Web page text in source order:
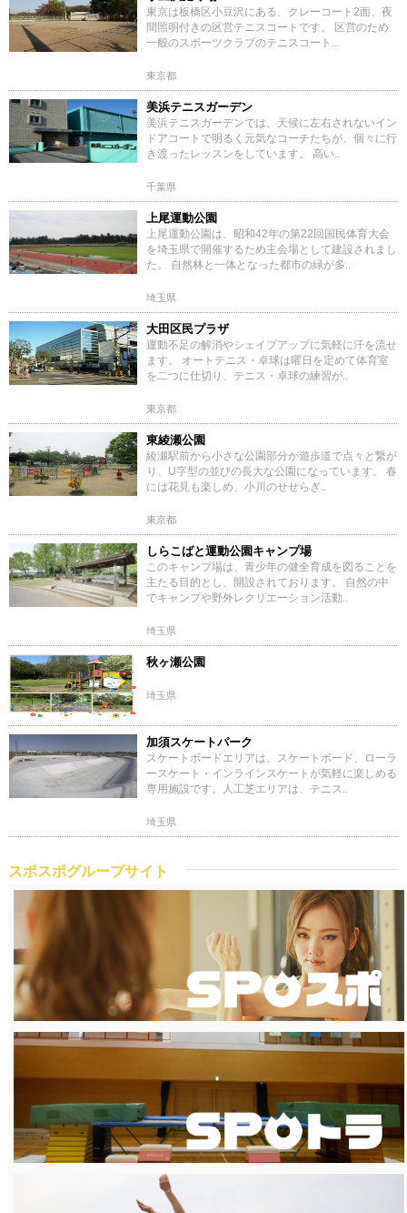
東京は板橋区小豆沢にある、クレーコート2面、夜
間照明付きの区営テニスコートです。 区営のため
一般のスポーツクラブのテニスコート..
東京都
美浜テニスガーデン
美浜テニスガーデンでは、天候に左右されないイン
ドアコートで明るく元気なコーチたちが、個々に行
き渡ったレッスンをしています。 高い..
千葉県
上尾運動公園
上尾運動公園は、昭和42年の第22回国民体育大会
を埼玉県で開催するため主会場として建設されまし
た。 自然林と一体となった都市の緑が多..
埼玉県
大田区民プラザ
運動不足の解消やシェイプアップに気軽に汗を流せ
ます。 オートテニス・卓球は曜日を定めて体育室
を二つに仕切り、テニス・卓球の練習が..
東京都
東綾瀬公園
綾瀬駅前から小さな公園部分が遊歩道で点々と繋が
り、U字型の並びの長大な公園になっています。 春
には花見も楽しめ、小川のせせらぎ..
東京都
しらこばと運動公園キャンプ場
このキャンプ場は、青少年の健全育成を図ることを
主たる目的とし、開設されております。 自然の中
でキャンプや野外レクリエーション活動..
埼玉県
秋ヶ瀬公園
埼玉県
加須スケートパーク
スケートボードエリアは、スケートボード、ローラ
ースケート・インラインスケートが気軽に楽しめる
専用施設です。人工芝エリアは、テニス..
埼玉県
スポスポグループサイト